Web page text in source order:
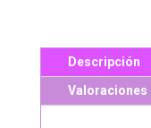
Descripción
Valoraciones